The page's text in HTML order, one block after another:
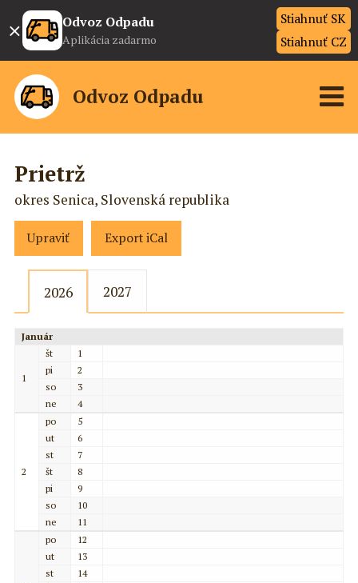
× Odvoz Odpadu
Aplikácia zadarmo
Stiahnuť SK
Stiahnuť CZ
Odvoz Odpadu
Prietrž
okres Senica, Slovenská republika
Upraviť Export iCal
2026 2027
Január
1
št
1
pi
2
so
3
ne
4
2
po
5
ut
6
st
7
št
8
pi
9
so
10
ne
11
po
12
ut
13
st
14